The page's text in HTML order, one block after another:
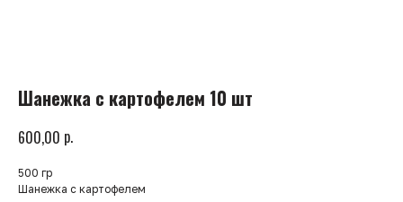
Шанежка с картофелем 10 шт
600,00 р.
500 гр
Шанежка с картофелем